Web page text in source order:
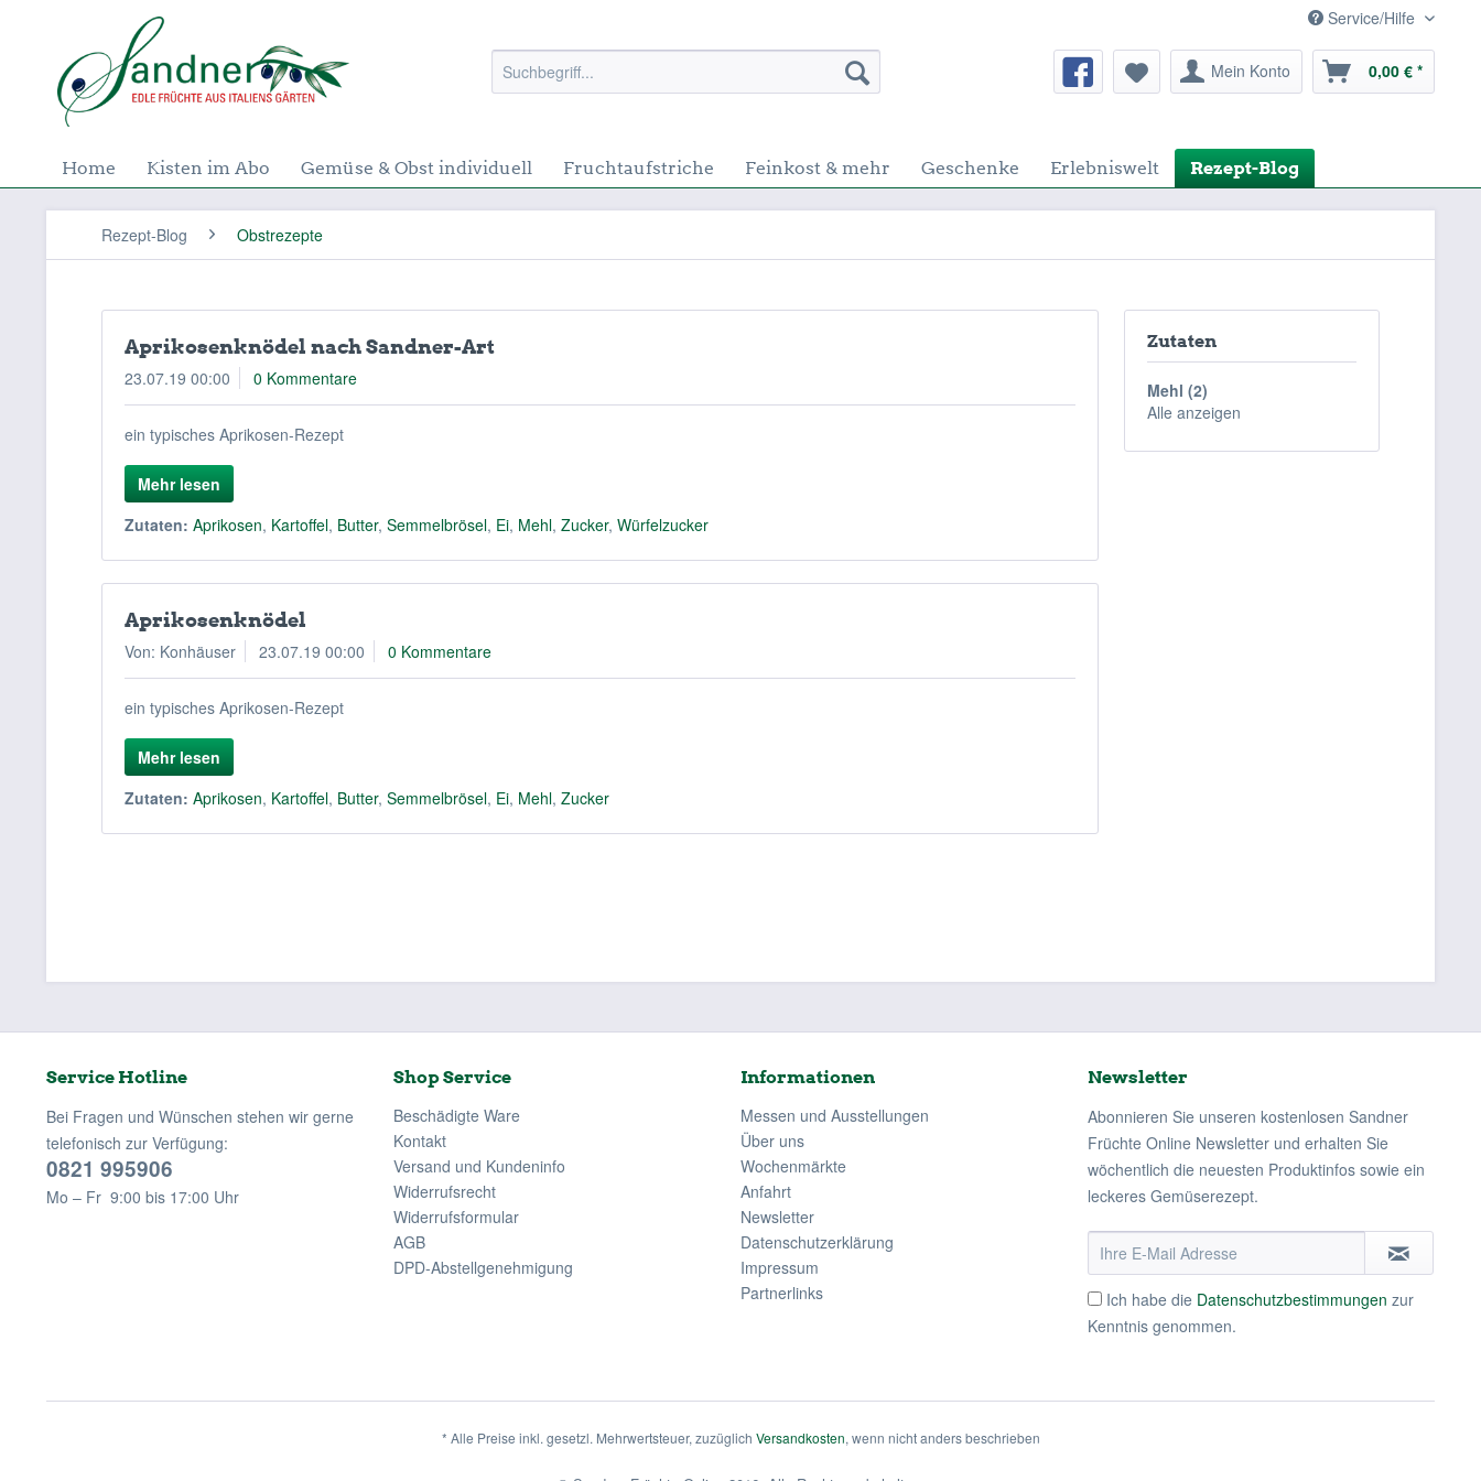
Service/Hilfe
Mein Konto 0,00 € *
Home Kisten im Abo Gemüse & Obst individuell Fruchtaufstriche Feinkost & mehr Geschenke Erlebniswelt Rezept-Blog
Rezept-Blog Obstrezepte
Zutaten
Mehl (2)
Alle anzeigen
Aprikosenknödel nach Sandner-Art
23.07.19 00:00 0 Kommentare
ein typisches Aprikosen-Rezept
Mehr lesen
Zutaten: Aprikosen, Kartoffel, Butter, Semmelbrösel, Ei, Mehl, Zucker, Würfelzucker
Aprikosenknödel
Von: Konhäuser 23.07.19 00:00 0 Kommentare
ein typisches Aprikosen-Rezept
Mehr lesen
Zutaten: Aprikosen, Kartoffel, Butter, Semmelbrösel, Ei, Mehl, Zucker
Service Hotline
Bei Fragen und Wünschen stehen wir gerne
telefonisch zur Verfügung:
0821 995906
Mo – Fr 9:00 bis 17:00 Uhr
Shop Service
Beschädigte Ware
Kontakt
Versand und Kundeninfo
Widerrufsrecht
Widerrufsformular
AGB
DPD-Abstellgenehmigung
Informationen
Messen und Ausstellungen
Über uns
Wochenmärkte
Anfahrt
Newsletter
Datenschutzerklärung
Impressum
Partnerlinks
Newsletter
Abonnieren Sie unseren kostenlosen Sandner
Früchte Online Newsletter und erhalten Sie
wöchentlich die neuesten Produktinfos sowie ein
leckeres Gemüserezept.
Ich habe die Datenschutzbestimmungen zur
Kenntnis genommen.
* Alle Preise inkl. gesetzl. Mehrwertsteuer, zuzüglich Versandkosten, wenn nicht anders beschrieben